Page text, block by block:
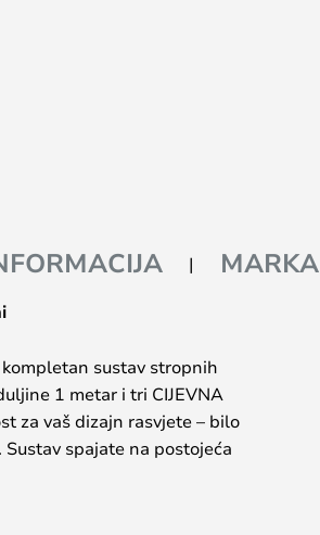
MARKA
sustav stropnih
1 metar i tri CIJEVNA
za vaš dizajn rasvjete – bilo
spajate na postojeća
reflektore na željeno mjesto.